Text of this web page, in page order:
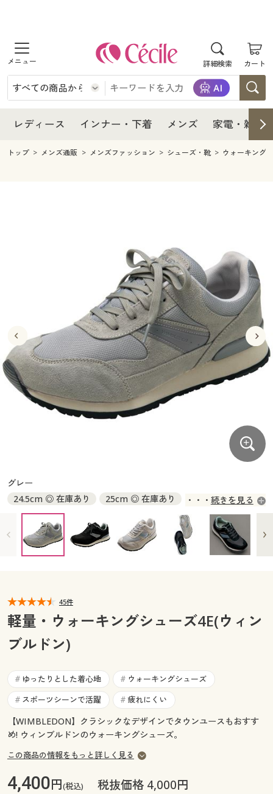
詳細検索 カート
商品を探す
レディース
レディースファッション
インナー・下着
インナー・下着通販すべて
メンズ
寝具・インテリア・家具通販すべて
カーテン・ラグ・ファブリック
美容・健康・サプリメント
制服・スクールすべて
制服・学生服
ジュニア・ティーンズ下着
大きいサイズ
大きいサイズ通販すべて
大きいサイズ レディース服
大きいサイズ レディース下着
大きいサイズ 事務・制服
バーゲン
バーゲンセール
シークレットセール
詳細検索
商品カテゴリ一覧
カタログ・チラシからのご注文
デジタルカタログ
カタログ無料プレゼント
マイページ
閲覧履歴
お気に入り
サポート
ご利用ガイド
レディース インナー・下着 メンズ 家電・雑貨
レディース
レディース通販すべて
レディースファッション
インナー・下着
インナー・下着通販すべて
メンズ
カーテン・ラグ・ファブリック
美容・健康・サプリメント
ジュニア・ティーンズ下着
大きいサイズ通販すべて
大きいサイズ レディース服
大きいサイズ レディース下着
大きいサイズ メンズ
バーゲンセール
シークレットセール
詳細検索
商品カテゴリ一覧
カタログ
カタログ無料プレゼント
会員メニュー
閲覧履歴
お気に入り
ご利用ガイド
よくある質問とお問い合わせ
トップ メンズ通販 メンズファッション シューズ・靴 ウォーキング
グレー
24.5cm ◎ 在庫あり
25cm ◎ 在庫あり
25.5cm ◎ 在庫あり
26.5cm ◎ 在庫あり
27cm ◎ 在庫あり
28cm ◎ 在庫あり
続きを見る
45件
軽量・ウォーキングシューズ4E(ウィン
ブルドン)
# ゆったりとした着心地 # ウォーキングシューズ
# スポーツシーンで活躍 # 疲れにくい
【WIMBLEDON】クラシックなデザインでタウンユースもおすす
め! ウィンブルドンのウォーキングシューズ。
この商品の情報をもっと詳しく見る
4,400円(税込) 税抜価格 4,000円